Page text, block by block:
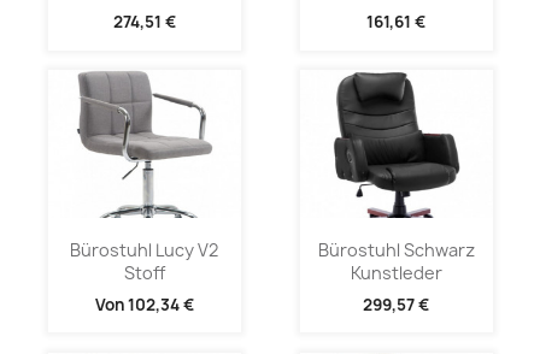
274,51 € 161,61 €
Bürostuhl Lucy V2
Stoff
Von102,34 €
Bürostuhl Schwarz
Kunstleder
299,57 €